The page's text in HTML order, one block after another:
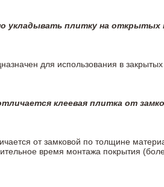
укладывать плитку на открытых
для использования в
клеевая плитка от
от замковой по толщине
время монтажа покрытия